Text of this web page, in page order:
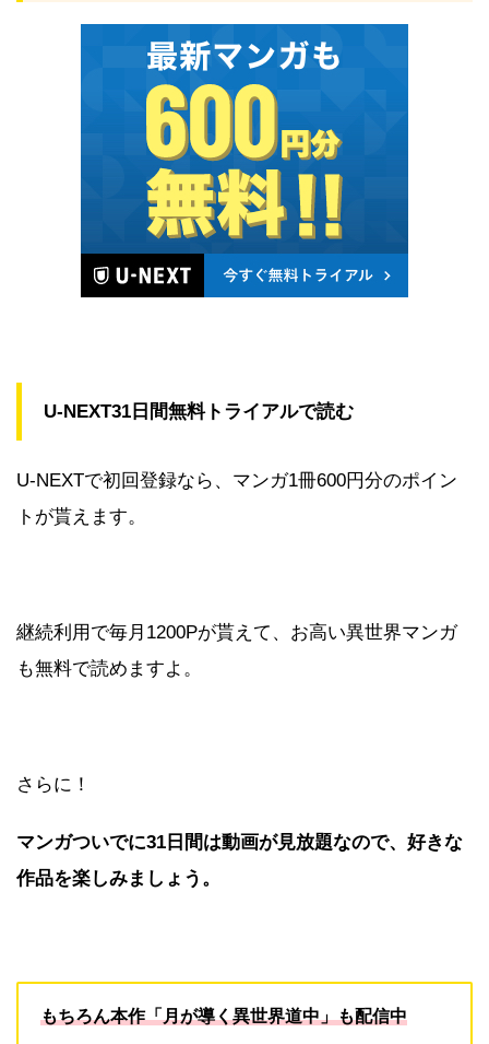
U-NEXT31日間無料トライアルで読む
U-NEXTで初回登録なら、マンガ1冊600円分のポイン
トが貰えます。
継続利用で毎月1200Pが貰えて、お高い異世界マンガ
も無料で読めますよ。
さらに！
マンガついでに31日間は動画が見放題なので、好きな
作品を楽しみましょう。
もちろん本作「月が導く異世界道中」も配信中